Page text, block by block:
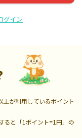
グイン
上が利用しているポイント
ると「1ポイント=1円」の